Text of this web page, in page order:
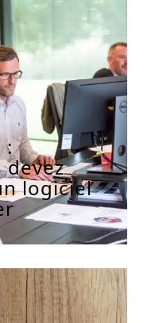
:
logiciel